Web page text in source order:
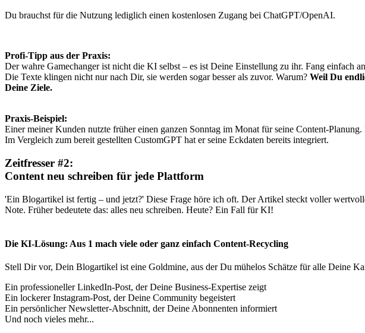
Du brauchst für die Nutzung lediglich einen kostenlosen Zugang bei ChatGPT/OpenAI.
Profi-Tipp aus der Praxis:
Der wahre Gamechanger ist nicht die KI selbst – es ist Deine Einstellung zu ihr. Fang einfach
Die Texte klingen nicht nur nach Dir, sie werden sogar besser als zuvor. Warum? Weil Du
Deine Ziele.
Praxis-Beispiel:
Einer meiner Kunden nutzte früher einen ganzen Sonntag im Monat für seine Content-
Im Vergleich zum bereit gestellten CustomGPT hat er seine Eckdaten bereits integriert.
Zeitfresser #2:
Content neu schreiben für jede Plattform
'Ein Blogartikel ist fertig – und jetzt?' Diese Frage höre ich oft. Der Artikel steckt voller
Note. Früher bedeutete das: alles neu schreiben. Heute? Ein Fall für KI!
Die KI-Lösung: Aus 1 mach viele oder ganz einfach Content-Recycling
Stell Dir vor, Dein Blogartikel ist eine Goldmine, aus der Du mühelos Schätze für alle Deine
Ein professioneller LinkedIn-Post, der Deine Business-Expertise zeigt
Ein lockerer Instagram-Post, der Deine Community begeistert
Ein persönlicher Newsletter-Abschnitt, der Deine Abonnenten informiert
Und noch vieles mehr...